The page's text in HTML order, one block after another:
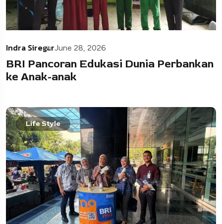
Indra SiregarJune 28, 2026
BRI Pancoran Edukasi Dunia Perbankan
ke Anak-anak
Life Style